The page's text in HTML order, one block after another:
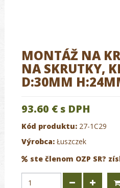
MONTÁŽ NA
NA SKRUTKY,
D:30MM
93.60 € s DPH
Kód produktu: 27-1C29
Výrobca: Łuszczek
ste členom OZP SR?